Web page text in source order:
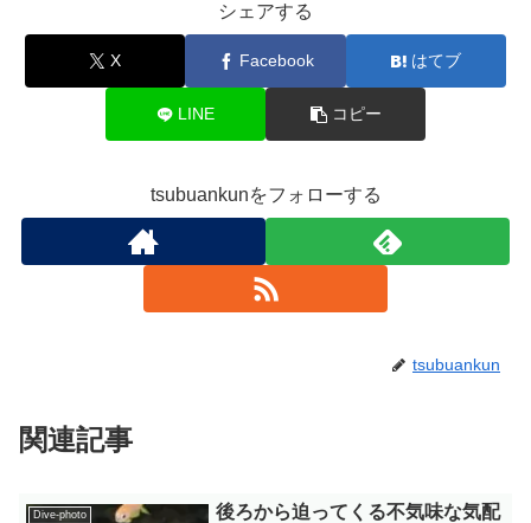
シェアする
X Facebook はてブ
LINE コピー
tsubuankunをフォローする
tsubuankun
関連記事
Dive-photo
後ろから迫ってくる不気味な気配